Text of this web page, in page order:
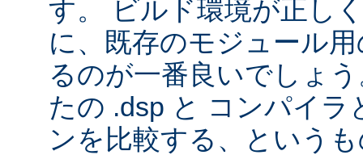
す。 ビルド環境が正し
に、既存のモジュール
るのが一番良いでしょ
たの .dsp と コンパイ
ンを比較する、という